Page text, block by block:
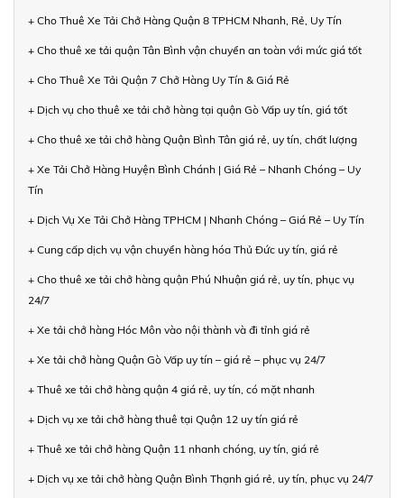
+ Cho Thuê Xe Tải Chở Hàng Quận 8 TPHCM Nhanh, Rẻ, Uy Tín
+ Cho thuê xe tải quận Tân Bình vận chuyển an toàn với mức giá tốt
+ Cho Thuê Xe Tải Quận 7 Chở Hàng Uy Tín & Giá Rẻ
+ Dịch vụ cho thuê xe tải chở hàng tại quận Gò Vấp uy tín, giá tốt
+ Cho thuê xe tải chở hàng Quận Bình Tân giá rẻ, uy tín, chất lượng
+ Xe Tải Chở Hàng Huyện Bình Chánh | Giá Rẻ – Nhanh Chóng – Uy
Tín
+ Dịch Vụ Xe Tải Chở Hàng TPHCM | Nhanh Chóng – Giá Rẻ – Uy Tín
+ Cung cấp dịch vụ vận chuyển hàng hóa Thủ Đức uy tín, giá rẻ
+ Cho thuê xe tải chở hàng quận Phú Nhuận giá rẻ, uy tín, phục vụ
24/7
+ Xe tải chở hàng Hóc Môn vào nội thành và đi tỉnh giá rẻ
+ Xe tải chở hàng Quận Gò Vấp uy tín – giá rẻ – phục vụ 24/7
+ Thuê xe tải chở hàng quận 4 giá rẻ, uy tín, có mặt nhanh
+ Dịch vụ xe tải chở hàng thuê tại Quận 12 uy tín giá rẻ
+ Thuê xe tải chở hàng Quận 11 nhanh chóng, uy tín, giá rẻ
+ Dịch vụ xe tải chở hàng Quận Bình Thạnh giá rẻ, uy tín, phục vụ 24/7